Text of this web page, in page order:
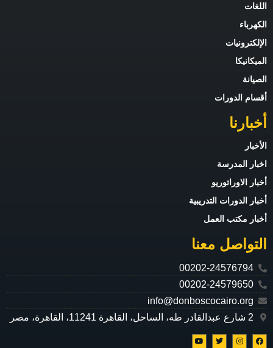
الدورات
المدرسة
الاوراتوريو
الدورات التدريبية
مكتب العمل
معنا
00202-24576794
00202-24579650
info@donboscocairo.org
2 شارع عبدالقادر طه، الساحل، القاهرة 11241، القاهرة، مصر